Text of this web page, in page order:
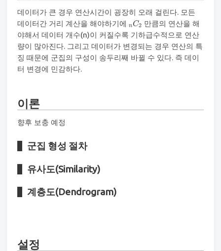
데이터가 큰 경우 연산시간이 굉장히 오래 걸린다. 모든
데이터간 거리 계산을 해야하기에 nC2
C2
만큼의 연산을 해
야해서 데이터 개수(n)이 커질수록 기하급수적으로 연산
량이 많아진다. 그리고 데이터가 변경되는 경우 연산의 특
징 때문에 군집의 구성이 송두리째 바뀔 수 있다. 즉 데이
터 변경에 민감하다.
이론
향후 보충 예정
군집 형성 절차
유사도(Similarity)
계층도(Dendrogram)
설정